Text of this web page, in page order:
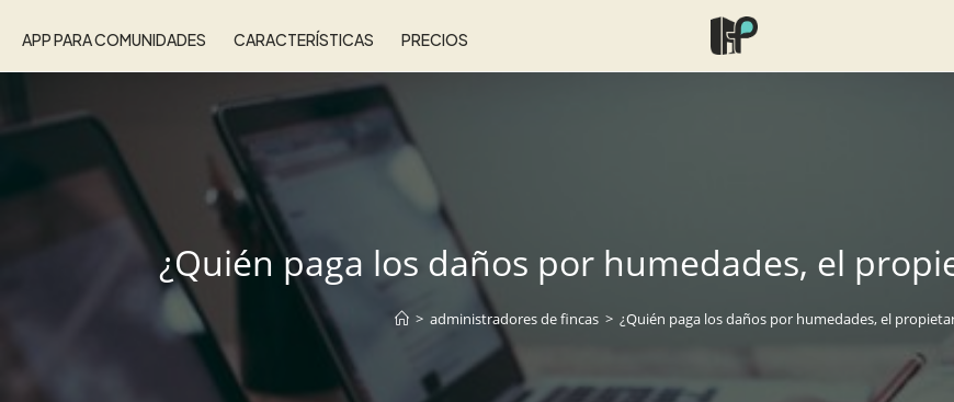
APP PARA COMUNIDADES CARACTERÍSTICAS PRECIOS
¿Quién paga los daños por humedades, el
> administradores de fincas > ¿Quién paga los daños por humedades, el